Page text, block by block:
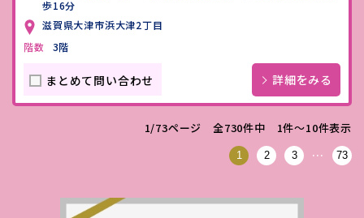
歩16分
滋賀県大津市浜大津2丁目
階数
3階
まとめて問い合わせ 詳細をみる
1/73ページ 全730件中 1件〜10件表示
1 2 3 … 73